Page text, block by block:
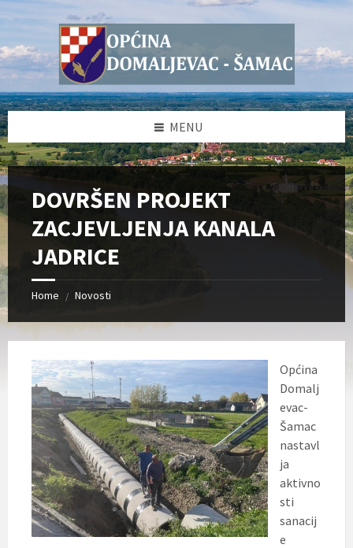
Skip
to
Skip
to
sidebar
Skip
to
sidebar
Skip
to
MENU
DOVRŠEN PROJEKT
ZACJEVLJENJA KANALA
JADRICE
Home / Novosti
Općina
Domalj
evac-
Šamac
nastavl
ja
aktivno
sti
sanacij
e